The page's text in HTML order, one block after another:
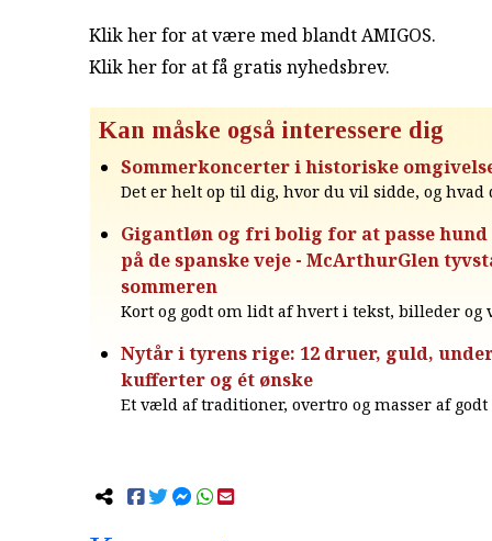
Klik her for at være med blandt AMIGOS.
Klik her for at få gratis nyhedsbrev.
Kan måske også interessere dig
Sommerkoncerter i historiske
Det er helt op til dig, hvor du vil sidde, og hvad
Gigantløn og fri bolig for at passe hund
på de spanske veje - McArthurGlen
sommeren
Kort og godt om lidt af hvert i tekst, billeder og
Nytår i tyrens rige: 12 druer, guld,
kufferter og ét ønske
Et væld af traditioner, overtro og masser af